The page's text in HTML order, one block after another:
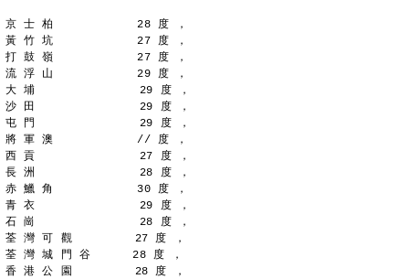
京 士 柏            28 度 ，
黃 竹 坑            27 度 ，
打 鼓 嶺            27 度 ，
流 浮 山            29 度 ，
大 埔               29 度 ，
沙 田               29 度 ，
屯 門               29 度 ，
將 軍 澳            // 度 ，
西 貢               27 度 ，
長 洲               28 度 ，
赤 鱲 角            30 度 ，
青 衣               29 度 ，
石 崗               28 度 ，
荃 灣 可 觀         27 度 ，
荃 灣 城 門 谷      28 度 ，
香 港 公 園         28 度 ，